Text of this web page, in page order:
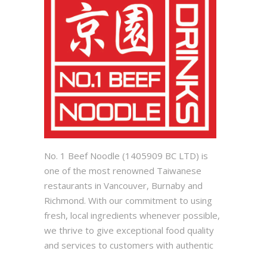
No. 1 Beef Noodle (1405909 BC LTD) is
one of the most renowned Taiwanese
restaurants in Vancouver, Burnaby and
Richmond. With our commitment to using
fresh, local ingredients whenever possible,
we thrive to give exceptional food quality
and services to customers with authentic